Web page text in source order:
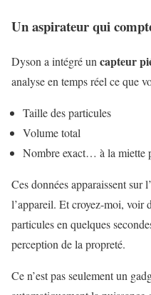
Un aspirateur qui
Dyson a intégré uncapteur
analyse en temps réel ce que
Taille des particules
Volume total
Nombre exact… à la miette
Ces données apparaissent sur
l’appareil. Et croyez-moi, voir
particules en quelques
perception de la propreté.
Ce n’est pas seulement un